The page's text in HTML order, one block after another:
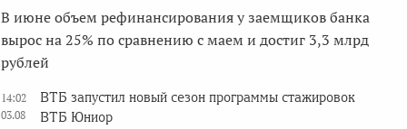
В июне объем рефинансирования у заемщиков банка
вырос на 25% по сравнению с маем и достиг 3,3 млрд
рублей
14:02
03.08
ВТБ запустил новый сезон программы стажировок
ВТБ Юниор